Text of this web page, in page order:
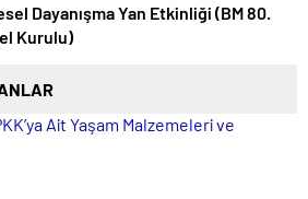
Dayanışma Yan Etkinliği (BM 80.
Kurulu)